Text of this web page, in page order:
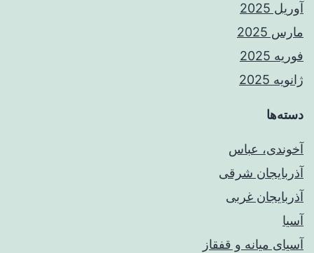
آوریل 2025
مارس 2025
فوریه 2025
ژانویه 2025
دسته‌ها
آخوندی، عباس
آذربایجان شرقی
آذربایجان غربی
آسیا
آسیای میانه و قفقاز